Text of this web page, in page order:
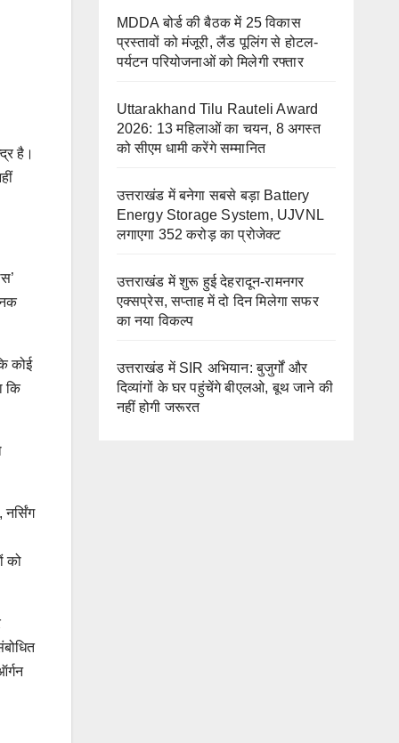
है।
कोई
कि
को
MDDA बोर्ड की बैठक में 25 विकास
प्रस्तावों को मंजूरी, लैंड पूलिंग से होटल-
पर्यटन परियोजनाओं को मिलेगी रफ्तार
Uttarakhand Tilu Rauteli Award
2026: 13 महिलाओं का चयन, 8 अगस्त
को सीएम धामी करेंगे सम्मानित
उत्तराखंड में बनेगा सबसे बड़ा Battery
Energy Storage System, UJVNL
लगाएगा 352 करोड़ का प्रोजेक्ट
उत्तराखंड में शुरू हुई देहरादून-रामनगर
एक्सप्रेस, सप्ताह में दो दिन मिलेगा सफर
का नया विकल्प
उत्तराखंड में SIR अभियान: बुजुर्गों और
दिव्यांगों के घर पहुंचेंगे बीएलओ, बूथ जाने की
नहीं होगी जरूरत